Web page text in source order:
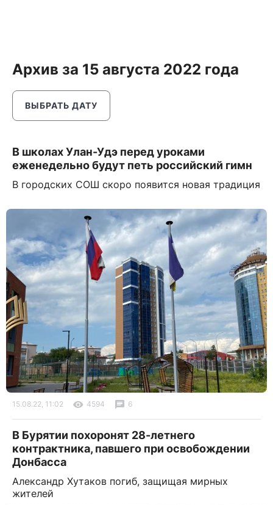
Архив за 15 августа 2022 года
ВЫБРАТЬ ДАТУ
В школах Улан-Удэ перед уроками
еженедельно будут петь российский гимн
В городских СОШ скоро появится новая традиция
15.08.22, 11:02 4594 6
В Бурятии похоронят 28-летнего
контрактника, павшего при освобождении
Донбасса
Александр Хутаков погиб, защищая мирных
жителей